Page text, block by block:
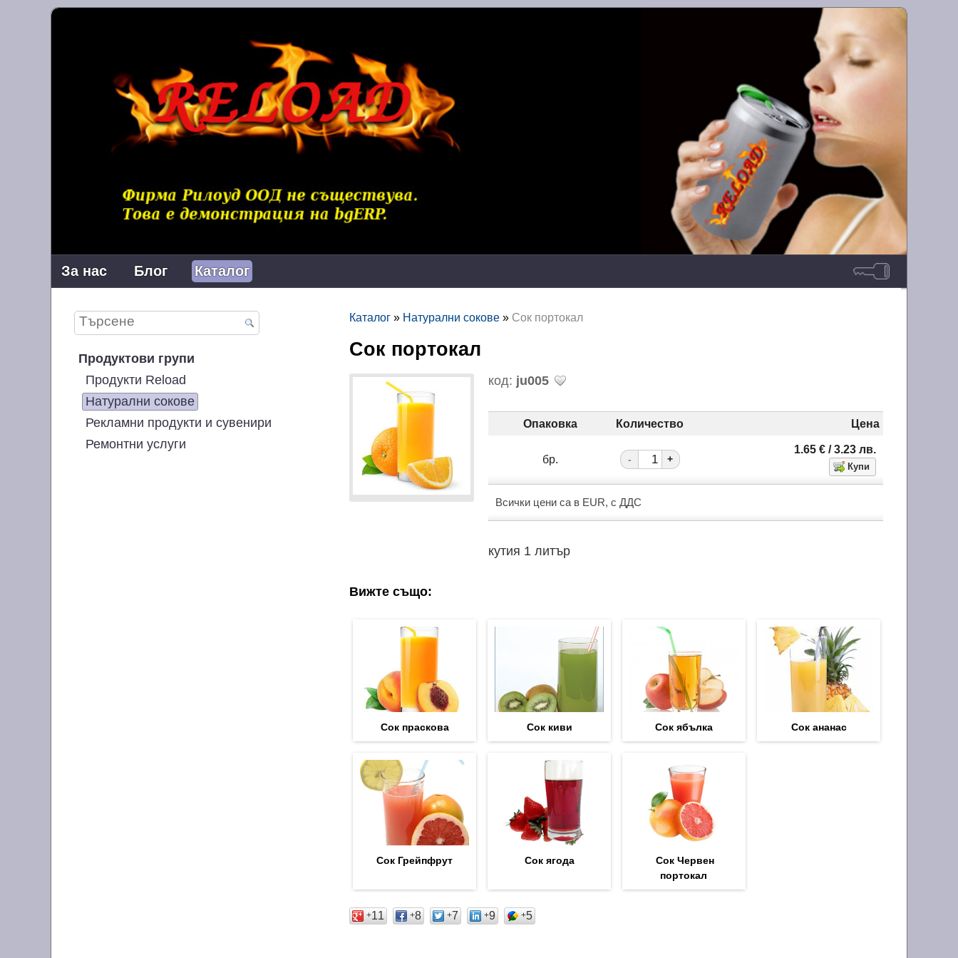
За нас Блог Каталог
Продуктови групи
Продукти Reload
Натурални сокове
Рекламни продукти и сувенири
Ремонтни услуги
Каталог » Натурални сокове » Сок портокал
Сок портокал
код: ju005
Опаковка Количество Цена
бр. - +
1.65€ / 3.23лв.
Всички цени са в EUR, с ДДС
кутия 1 литър
Вижте също:
Сок праскова Сок киви Сок ябълка Сок ананас
Сок Грейпфрут Сок ягода
Сок Червен
портокал
+11 +8 +7 +9 +5